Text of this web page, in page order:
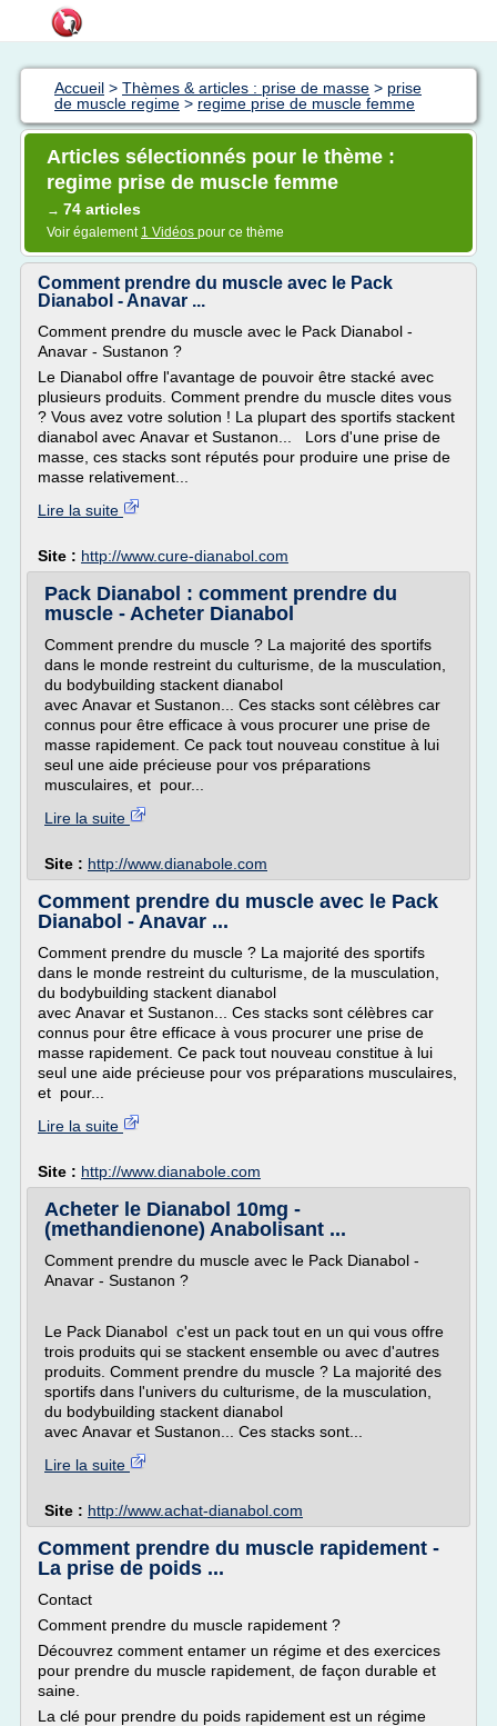
Accueil > Thèmes & articles : prise de masse > prise
de muscle regime > regime prise de muscle femme
Articles sélectionnés pour le thème :
regime prise de muscle femme
→ 74 articles
Voir également 1 Vidéos pour ce thème
Comment prendre du muscle avec le Pack
Dianabol - Anavar ...
Comment prendre du muscle avec le Pack Dianabol -
Anavar - Sustanon ?
Le Dianabol offre l'avantage de pouvoir être stacké avec
plusieurs produits. Comment prendre du muscle dites vous
? Vous avez votre solution ! La plupart des sportifs stackent
dianabol avec Anavar et Sustanon... Lors d'une prise de
masse, ces stacks sont réputés pour produire une prise de
masse relativement...
Lire la suite
Site : http://www.cure-dianabol.com
Pack Dianabol : comment prendre du
muscle - Acheter Dianabol
Comment prendre du muscle ? La majorité des sportifs
dans le monde restreint du culturisme, de la musculation,
du bodybuilding stackent dianabol
avec Anavar et Sustanon... Ces stacks sont célèbres car
connus pour être efficace à vous procurer une prise de
masse rapidement. Ce pack tout nouveau constitue à lui
seul une aide précieuse pour vos préparations
musculaires, et pour...
Lire la suite
Site : http://www.dianabole.com
Comment prendre du muscle avec le Pack
Dianabol - Anavar ...
Comment prendre du muscle ? La majorité des sportifs
dans le monde restreint du culturisme, de la musculation,
du bodybuilding stackent dianabol
avec Anavar et Sustanon... Ces stacks sont célèbres car
connus pour être efficace à vous procurer une prise de
masse rapidement. Ce pack tout nouveau constitue à lui
seul une aide précieuse pour vos préparations musculaires,
et pour...
Lire la suite
Site : http://www.dianabole.com
Acheter le Dianabol 10mg -
(methandienone) Anabolisant ...
Comment prendre du muscle avec le Pack Dianabol -
Anavar - Sustanon ?
Le Pack Dianabol c'est un pack tout en un qui vous offre
trois produits qui se stackent ensemble ou avec d'autres
produits. Comment prendre du muscle ? La majorité des
sportifs dans l'univers du culturisme, de la musculation,
du bodybuilding stackent dianabol
avec Anavar et Sustanon... Ces stacks sont...
Lire la suite
Site : http://www.achat-dianabol.com
Comment prendre du muscle rapidement -
La prise de poids ...
Contact
Comment prendre du muscle rapidement ?
Découvrez comment entamer un régime et des exercices
pour prendre du muscle rapidement, de façon durable et
saine.
La clé pour prendre du poids rapidement est un régime